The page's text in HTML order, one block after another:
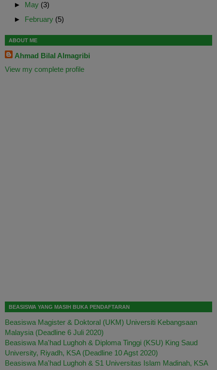
► May (3)
► February (5)
ABOUT ME
Ahmad Bilal Almagribi
View my complete profile
BEASISWA YANG MASIH BUKA PENDAFTARAN
Beasiswa Magister & Doktoral (UKM) Universiti Kebangsaan
Malaysia (Deadline 6 Juli 2020)
Beasiswa Ma'had Lughoh & Diploma Tinggi (KSU) King Saud
University, Riyadh, KSA (Deadline 10 Agst 2020)
Beasiswa Ma'had Lughoh & S1 Universitas Islam Madinah, KSA